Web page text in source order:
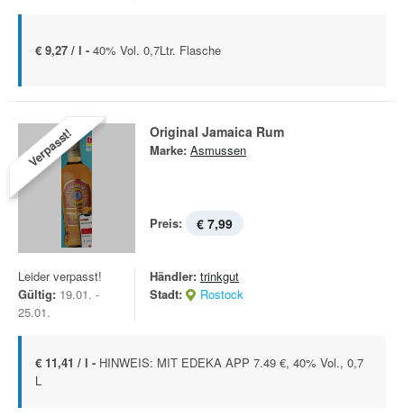
€ 9,27 / l - 40% Vol. 0,7Ltr. Flasche
Verpasst! Original Jamaica Rum
Marke: Asmussen
Preis: € 7,99
Leider verpasst!
Gültig: 19.01. -
25.01.
Händler: trinkgut
Stadt:
Rostock
€ 11,41 / l - HINWEIS: MIT EDEKA APP 7.49 €, 40% Vol., 0,7
L